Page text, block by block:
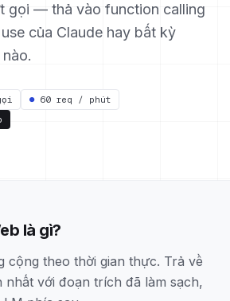
gọi — thả vào function calling
của Claude hay bất kỳ
● 60 req / phút
là gì?
cộng theo thời gian thực. Trả về
nhất với đoạn trích đã làm sạch,